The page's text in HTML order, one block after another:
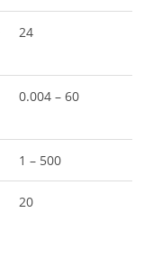
24
0.004 – 60
1 – 500
20